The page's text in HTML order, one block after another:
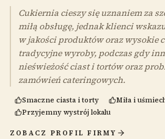
Cukiernia cieszy się uznaniem za
miłą obsługę, jednak klienci
w jakości produktów oraz wysokie
tradycyjne wyroby, podczas gdy
nieświeżość ciast i tortów oraz
zamówień cateringowych.
Smaczne ciasta i torty
Miła i
Przyjemny wystrój lokalu
ZOBACZ PROFIL FIRMY